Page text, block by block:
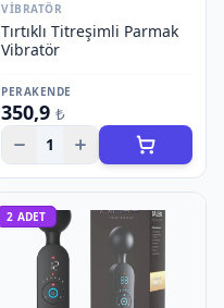
VIBRATÖR
Tırtıklı Titreşimli Parmak
Vibratör
PERAKENDE
350,9 ₺
1
2 ADET